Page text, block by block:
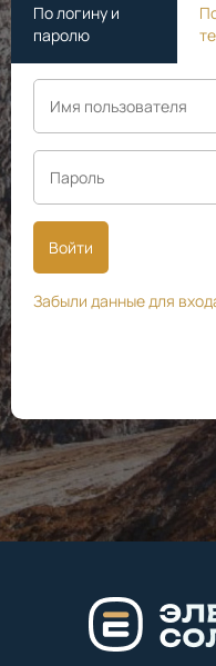
По логину и
паролю
Войти
Забыли данные для